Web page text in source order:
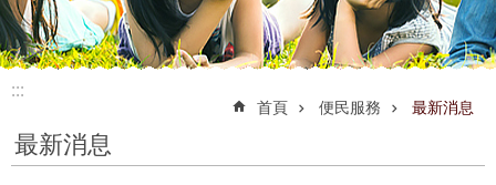
:::
:::
首頁 便民服務 最新消息
最新消息